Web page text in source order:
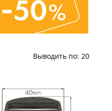
Выводить по: 20